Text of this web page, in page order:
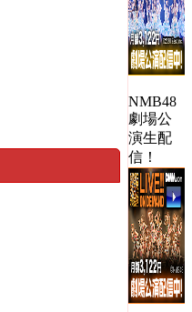
NMB48
劇場公
演生配
信！